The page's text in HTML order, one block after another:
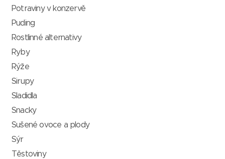
Potraviny v konzervě
Puding
Rostlinné alternativy
Ryby
Rýže
Sirupy
Sladidla
Snacky
Sušené ovoce a plody
Sýr
Těstoviny